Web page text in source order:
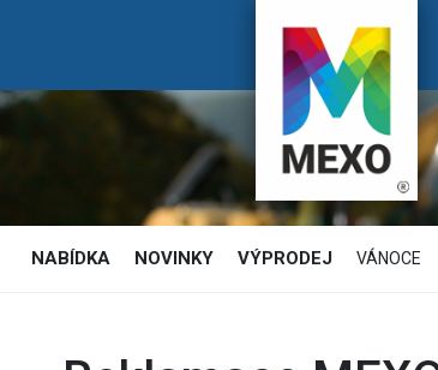
NABÍDKA NOVINKY VÝPRODEJ VÁNOCE